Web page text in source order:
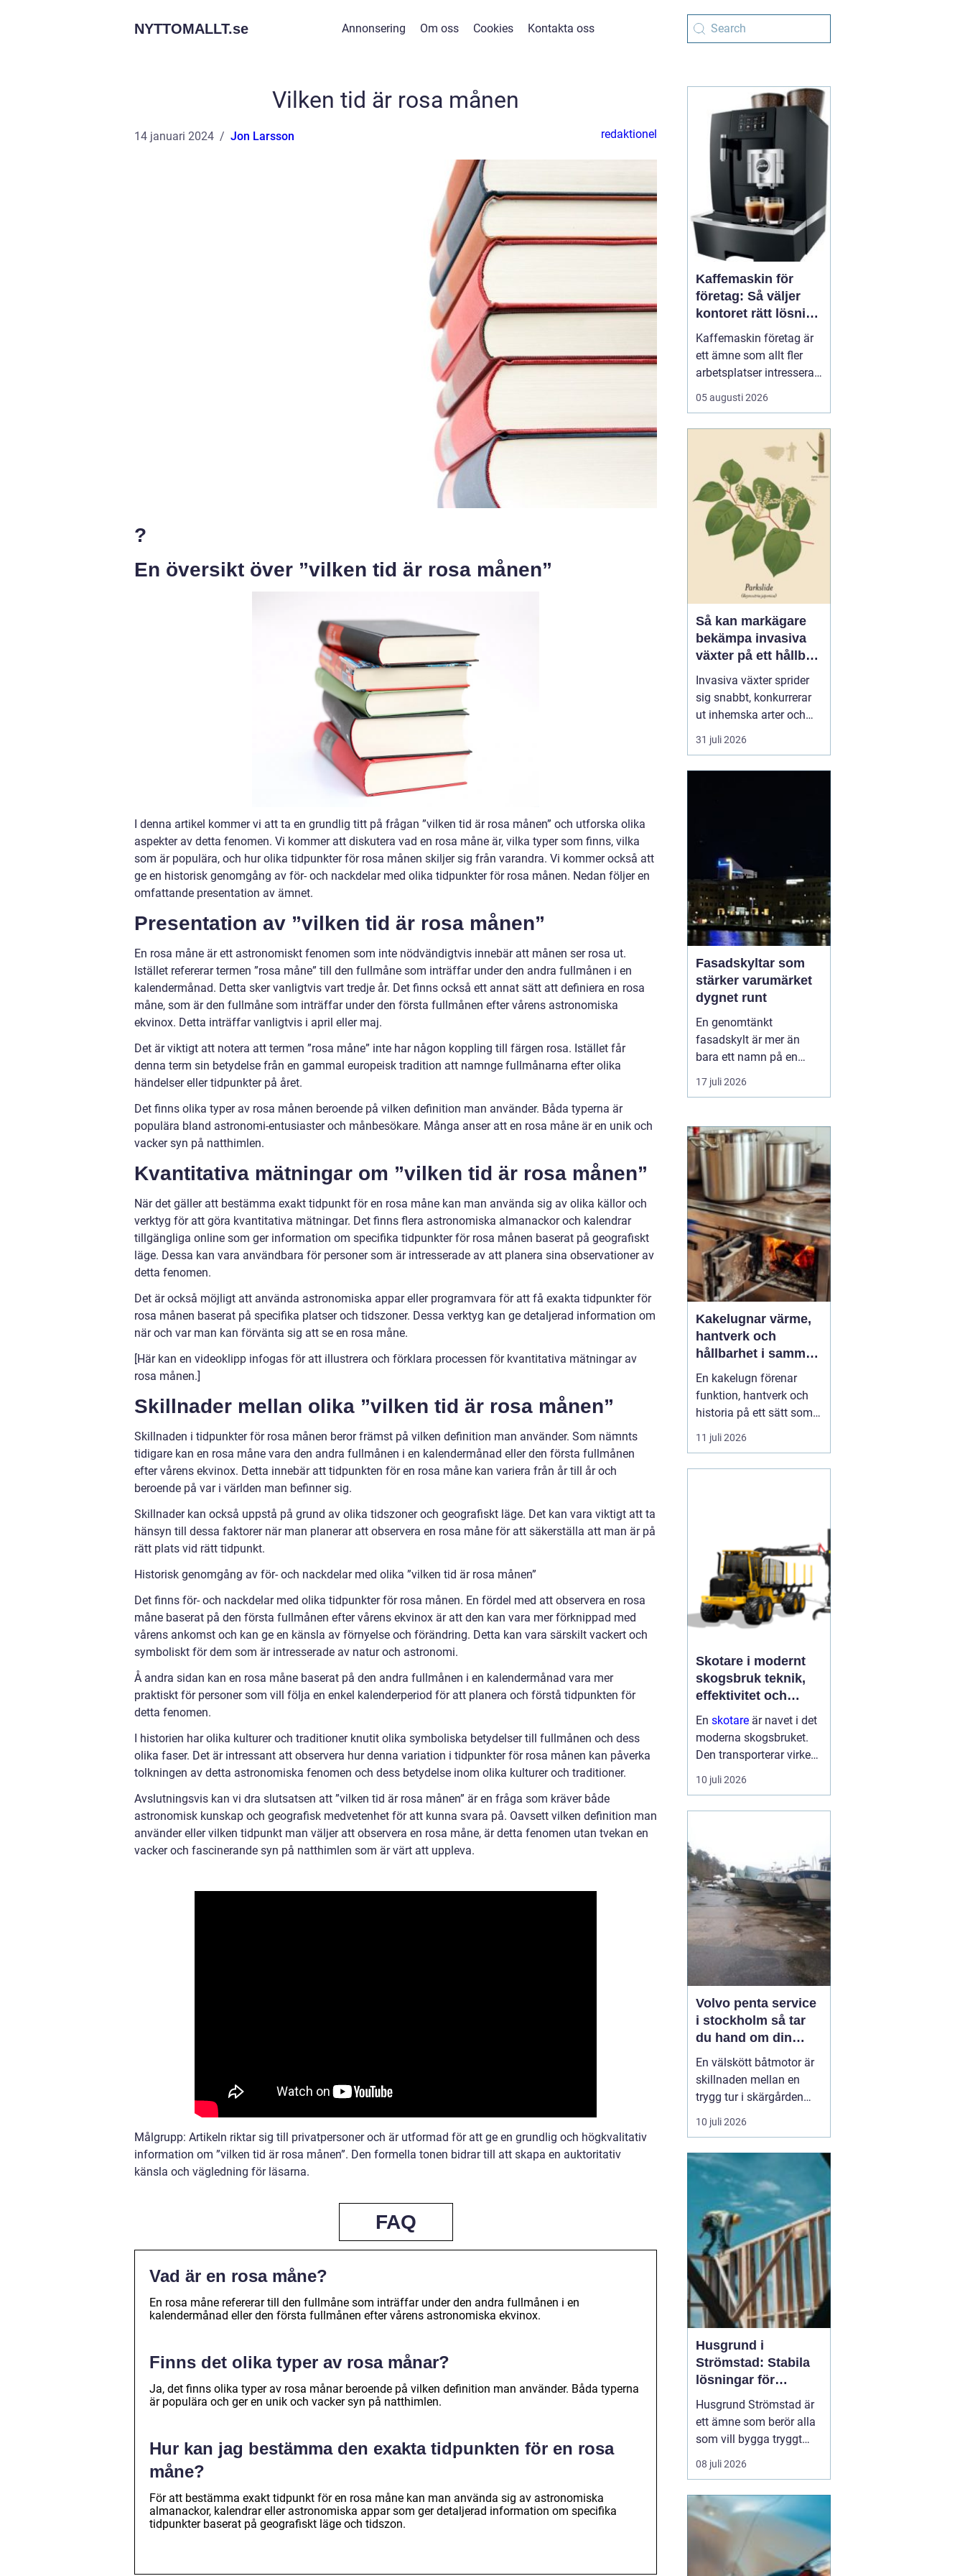
NYTTOMALLT.se Annonsering Om oss Cookies Kontakta oss
Vilken tid är rosa månen
14 januari 2024 Jon Larsson redaktionel
?
En översikt över ”vilken tid är rosa månen”
I denna artikel kommer vi att ta en grundlig titt på frågan ”vilken tid är rosa månen” och utforska olika
aspekter av detta fenomen. Vi kommer att diskutera vad en rosa måne är, vilka typer som finns, vilka
som är populära, och hur olika tidpunkter för rosa månen skiljer sig från varandra. Vi kommer också att
ge en historisk genomgång av för- och nackdelar med olika tidpunkter för rosa månen. Nedan följer en
omfattande presentation av ämnet.
Presentation av ”vilken tid är rosa månen”
En rosa måne är ett astronomiskt fenomen som inte nödvändigtvis innebär att månen ser rosa ut.
Istället refererar termen ”rosa måne” till den fullmåne som inträffar under den andra fullmånen i en
kalendermånad. Detta sker vanligtvis vart tredje år. Det finns också ett annat sätt att definiera en rosa
måne, som är den fullmåne som inträffar under den första fullmånen efter vårens astronomiska
ekvinox. Detta inträffar vanligtvis i april eller maj.
Det är viktigt att notera att termen ”rosa måne” inte har någon koppling till färgen rosa. Istället får
denna term sin betydelse från en gammal europeisk tradition att namnge fullmånarna efter olika
händelser eller tidpunkter på året.
Det finns olika typer av rosa månen beroende på vilken definition man använder. Båda typerna är
populära bland astronomi-entusiaster och månbesökare. Många anser att en rosa måne är en unik och
vacker syn på natthimlen.
Kvantitativa mätningar om ”vilken tid är rosa månen”
När det gäller att bestämma exakt tidpunkt för en rosa måne kan man använda sig av olika källor och
verktyg för att göra kvantitativa mätningar. Det finns flera astronomiska almanackor och kalendrar
tillgängliga online som ger information om specifika tidpunkter för rosa månen baserat på geografiskt
läge. Dessa kan vara användbara för personer som är intresserade av att planera sina observationer av
detta fenomen.
Det är också möjligt att använda astronomiska appar eller programvara för att få exakta tidpunkter för
rosa månen baserat på specifika platser och tidszoner. Dessa verktyg kan ge detaljerad information om
när och var man kan förvänta sig att se en rosa måne.
[Här kan en videoklipp infogas för att illustrera och förklara processen för kvantitativa mätningar av
rosa månen.]
Skillnader mellan olika ”vilken tid är rosa månen”
Skillnaden i tidpunkter för rosa månen beror främst på vilken definition man använder. Som nämnts
tidigare kan en rosa måne vara den andra fullmånen i en kalendermånad eller den första fullmånen
efter vårens ekvinox. Detta innebär att tidpunkten för en rosa måne kan variera från år till år och
beroende på var i världen man befinner sig.
Skillnader kan också uppstå på grund av olika tidszoner och geografiskt läge. Det kan vara viktigt att ta
hänsyn till dessa faktorer när man planerar att observera en rosa måne för att säkerställa att man är på
rätt plats vid rätt tidpunkt.
Historisk genomgång av för- och nackdelar med olika ”vilken tid är rosa månen”
Det finns för- och nackdelar med olika tidpunkter för rosa månen. En fördel med att observera en rosa
måne baserat på den första fullmånen efter vårens ekvinox är att den kan vara mer förknippad med
vårens ankomst och kan ge en känsla av förnyelse och förändring. Detta kan vara särskilt vackert och
symboliskt för dem som är intresserade av natur och astronomi.
Å andra sidan kan en rosa måne baserat på den andra fullmånen i en kalendermånad vara mer
praktiskt för personer som vill följa en enkel kalenderperiod för att planera och förstå tidpunkten för
detta fenomen.
I historien har olika kulturer och traditioner knutit olika symboliska betydelser till fullmånen och dess
olika faser. Det är intressant att observera hur denna variation i tidpunkter för rosa månen kan påverka
tolkningen av detta astronomiska fenomen och dess betydelse inom olika kulturer och traditioner.
Avslutningsvis kan vi dra slutsatsen att ”vilken tid är rosa månen” är en fråga som kräver både
astronomisk kunskap och geografisk medvetenhet för att kunna svara på. Oavsett vilken definition man
använder eller vilken tidpunkt man väljer att observera en rosa måne, är detta fenomen utan tvekan en
vacker och fascinerande syn på natthimlen som är värt att uppleva.
Målgrupp: Artikeln riktar sig till privatpersoner och är utformad för att ge en grundlig och högkvalitativ
information om ”vilken tid är rosa månen”. Den formella tonen bidrar till att skapa en auktoritativ
känsla och vägledning för läsarna.
FAQ
Vad är en rosa måne?
En rosa måne refererar till den fullmåne som inträffar under den andra fullmånen i en
kalendermånad eller den första fullmånen efter vårens astronomiska ekvinox.
Finns det olika typer av rosa månar?
Ja, det finns olika typer av rosa månar beroende på vilken definition man använder. Båda typerna
är populära och ger en unik och vacker syn på natthimlen.
Hur kan jag bestämma den exakta tidpunkten för en rosa
måne?
För att bestämma exakt tidpunkt för en rosa måne kan man använda sig av astronomiska
almanackor, kalendrar eller astronomiska appar som ger detaljerad information om specifika
tidpunkter baserat på geografiskt läge och tidszon.
Kaffemaskin för
företag: Så väljer
kontoret rätt lösning
för kaffe på jobbet
Kaffemaskin företag är
ett ämne som allt fler
arbetsplatser intresserar
sig för när de vill höja
trivsel och effektivitet på
arbetsdagen, och många
medarbetare up...
05 augusti 2026
Så kan markägare
bekämpa invasiva
växter på ett hållbart
sätt
Invasiva växter sprider
sig snabbt, konkurrerar
ut inhemska arter och
kan på sikt förändra hela
ekosystem. De orsakar
man ska agera, utan
hu...
31 juli 2026
Fasadskyltar som
stärker varumärket
dygnet runt
En genomtänkt
fasadskylt är mer än
bara ett namn på en
vägg. Den fungerar som
företagets ansikte utåt,
signalerar kvalitet innan
någon ens har klivit
innanför dörren. F&o...
17 juli 2026
Kakelugnar värme,
hantverk och
hållbarhet i samma
eldstad
En kakelugn förenar
funktion, hantverk och
historia på ett sätt som
få andra
inredningsdetaljer gör.
energikostnader. I en tid
där många söker...
11 juli 2026
Skotare i modernt
skogsbruk teknik,
effektivitet och
hållbarhet
En skotare är navet i det
moderna skogsbruket.
Den transporterar virke
från avverkningsplatsen
till bilväg eller
förhållanden. Rä...
10 juli 2026
Volvo penta service
i stockholm så tar
du hand om din
båtmotor på rätt sätt
En välskött båtmotor är
skillnaden mellan en
trygg tur i skärgården
och en sommar fylld av
ofrivilliga stopp. Många
Stockholmsområdet
använder Volvo Penta,
just eftersom motorerna
är driftsäkra och
anpassade för nordiska
förhållanden. Men ...
10 juli 2026
Husgrund i
Strömstad: Stabila
lösningar för
boende vid kusten
Husgrund Strömstad är
ett ämne som berör alla
som vill bygga tryggt
och långsiktigt nära
havet. Närheten till
och bergig terräng ställer
höga krav på både p...
08 juli 2026